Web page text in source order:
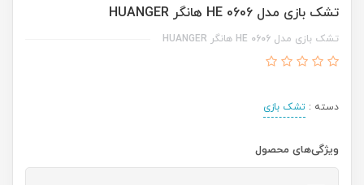
تشک بازی مدل HE 0606 هانگر HUANGER
تشک بازی مدل HE 0606 هانگر HUANGER
دسته : تشک بازی
ویژگی‌های محصول